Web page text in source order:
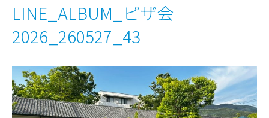
LINE_ALBUM_ピザ会
2026_260527_43